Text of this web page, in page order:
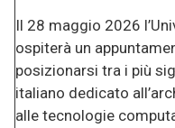
Il 28 maggio 2026
ospiterà un
posizionarsi tra i più
italiano dedicato
alle tecnologie